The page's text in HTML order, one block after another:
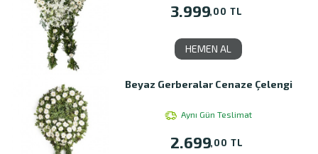
3.999,00 TL
HEMEN AL
Beyaz Gerberalar Cenaze Çelengi
Aynı Gün Teslimat
2.699,00 TL